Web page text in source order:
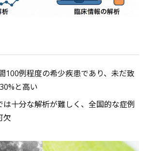
100例程度の希少疾患であり、未だ致
と高い
は十分な解析が難しく、全国的な症例
欠